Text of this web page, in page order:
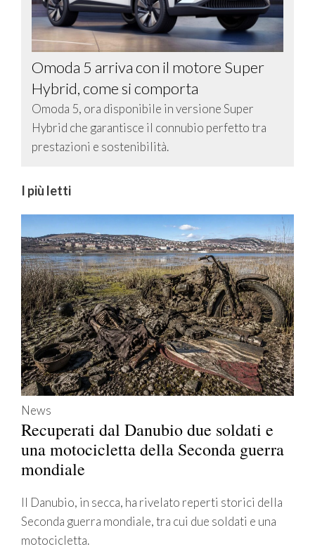
Omoda 5 arriva con il motore Super
Hybrid, come si comporta
Omoda 5, ora disponibile in versione Super
Hybrid che garantisce il connubio perfetto tra
prestazioni e sostenibilità.
I più letti
News
Recuperati dal Danubio due soldati e
una motocicletta della Seconda guerra
mondiale
Il Danubio, in secca, ha rivelato reperti storici della
Seconda guerra mondiale, tra cui due soldati e una
motocicletta.